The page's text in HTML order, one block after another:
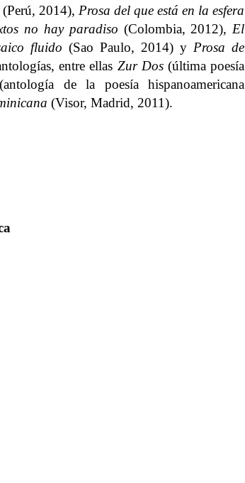
(Perú, 2014), Prosa del que está en la esfera
no hay paradiso (Colombia, 2012), El
fluido (Sao Paulo, 2014) y Prosa de
entre ellas Zur Dos(última poesía
de la poesía hispanoamericana
(Visor, Madrid, 2011).